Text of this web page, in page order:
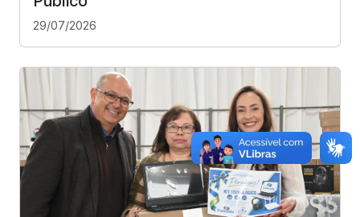
29/07/2026